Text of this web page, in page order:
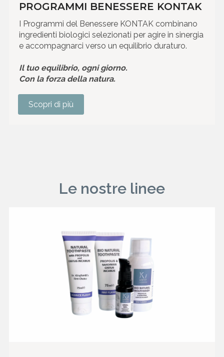
PROGRAMMI BENESSERE KONTAK
I Programmi del Benessere KONTAK combinano
ingredienti biologici selezionati per agire in sinergia
e accompagnarci verso un equilibrio duraturo.
Il tuo equilibrio, ogni giorno.
Con la forza della natura.
Scopri di più
Le nostre linee